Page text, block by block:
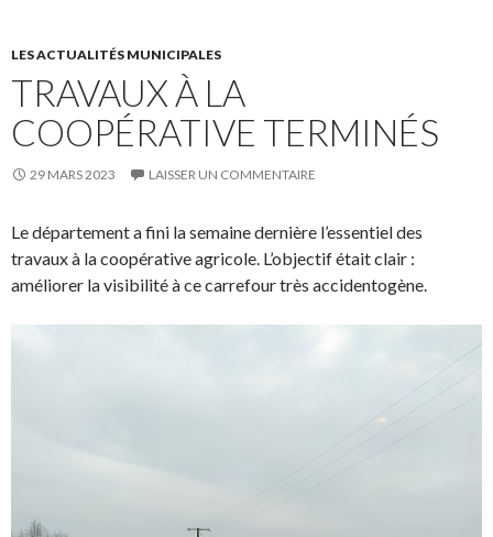
LES ACTUALITÉS MUNICIPALES
TRAVAUX À LA
COOPÉRATIVE TERMINÉS
29 MARS 2023 LAISSER UN COMMENTAIRE
Le département a fini la semaine dernière l’essentiel des
travaux à la coopérative agricole. L’objectif était clair :
améliorer la visibilité à ce carrefour très accidentogène.